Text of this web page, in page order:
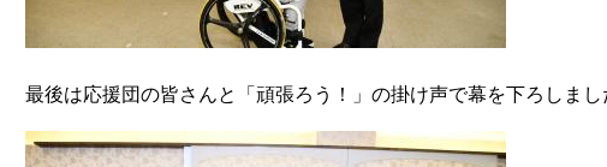
最後は応援団の皆さんと「頑張ろう！」の掛け声で幕を下ろしまし